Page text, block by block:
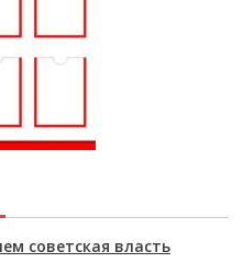
советская власть